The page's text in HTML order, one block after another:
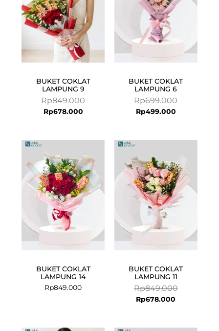
BUKET COKLAT
LAMPUNG 9
Rp849.000
Rp678.000
BUKET COKLAT
LAMPUNG 6
Rp699.000
Rp499.000
BUKET COKLAT
LAMPUNG 14
Rp849.000
BUKET COKLAT
LAMPUNG 11
Rp849.000
was:
Rp849.000.
Rp678.000
is:
Rp678.000.